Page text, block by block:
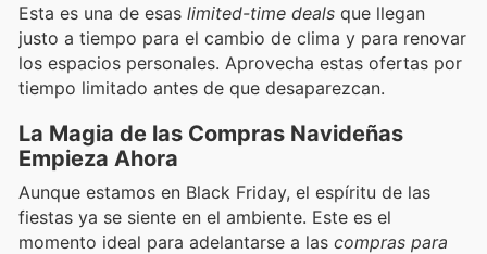
Esta es una de esas limited-time deals que llegan
justo a tiempo para el cambio de clima y para renovar
los espacios personales. Aprovecha estas ofertas por
tiempo limitado antes de que desaparezcan.
La Magia de las Compras Navideñas
Empieza Ahora
Aunque estamos en Black Friday, el espíritu de las
fiestas ya se siente en el ambiente. Este es el
momento ideal para adelantarse a las compras para